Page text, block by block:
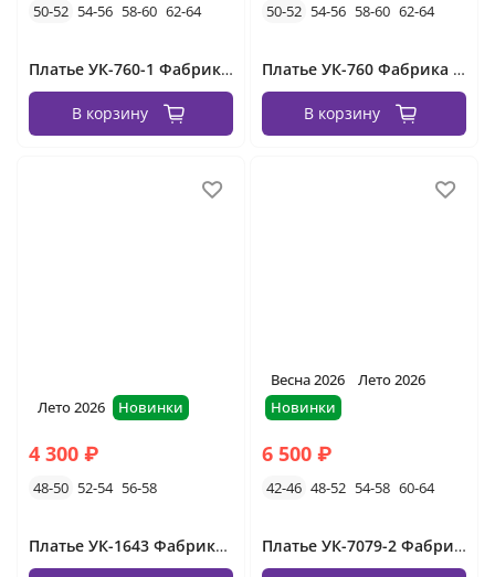
50-52 54-56 58-60 62-64
Платье УК-760-1 Фабрика Моды
В корзину
50-52 54-56 58-60 62-64
Платье УК-760 Фабрика Моды
В корзину
Лето 2026 Новинки
4 300 ₽
48-50 52-54 56-58
Платье УК-1643 Фабрика Моды
Весна 2026
Лето 2026
Новинки
6 500 ₽
42-46 48-52 54-58 60-64
Платье УК-7079-2 Фабрика Моды